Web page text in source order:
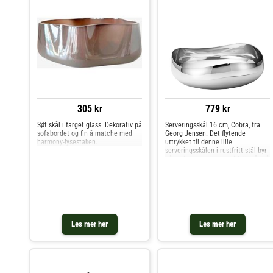
og andre Tallerkener hos Royal
Design.
305 kr
Les mer her
Søt skål i farget glass. Dekorativ på
sofabordet og fin å matche med
harmony-lysestaken.
779 kr
Les mer her
Serveringsskål 16 cm, Cobra, fra
Georg Jensen. Det flytende
uttrykket til denne lille
serveringsskålen i rustfritt stål byr